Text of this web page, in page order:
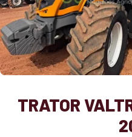
TRATOR